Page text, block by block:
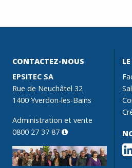
CONTACTEZ-NOUS
EPSITEC SA
Rue de Neuchâtel 32
1400 Yverdon-les-Bains
Administration et vente
0800 27 37 87